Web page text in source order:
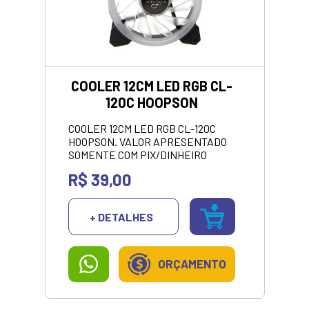
COOLER 12CM LED RGB CL-
120C HOOPSON
COOLER 12CM LED RGB CL-120C
HOOPSON. VALOR APRESENTADO
SOMENTE COM PIX/DINHEIRO
R$ 39,00
+ DETALHES
ORÇAMENTO